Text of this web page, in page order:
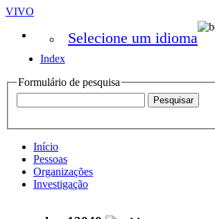
VIVO
Selecione um idioma
Index
Formulário de pesquisa
Início
Pessoas
Organizações
Investigação